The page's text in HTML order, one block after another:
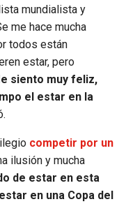
mundialista y
me hace mucha
todos están
estar, pero
siento muy feliz,
el estar en la
competir por un
ilusión y mucha
de estar en esta
en una Copa del